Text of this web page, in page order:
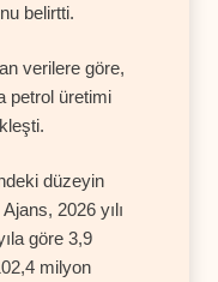
belirtti.
verilere göre,
petrol üretimi
düzeyin
2026 yılı
göre 3,9
milyon